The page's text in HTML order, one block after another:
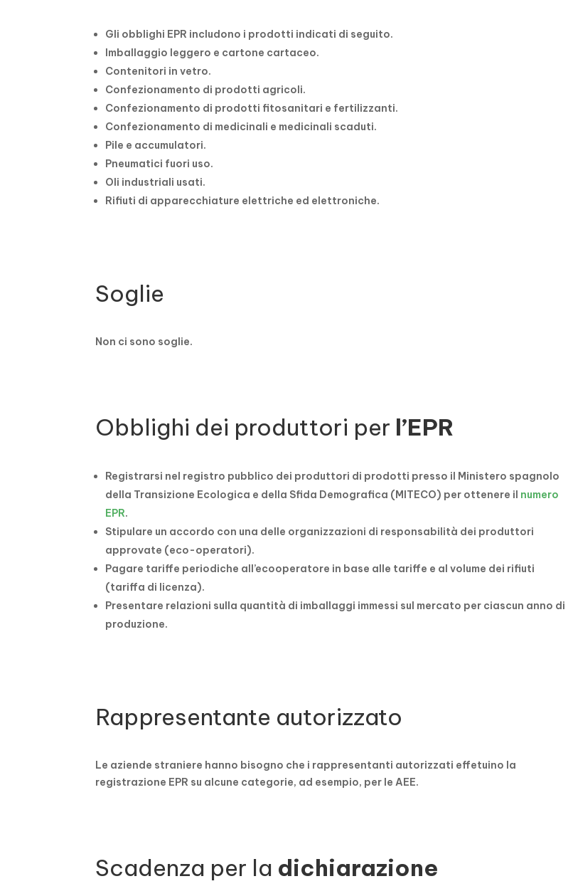
Gli obblighi EPR includono i prodotti indicati di seguito.
Imballaggio leggero e cartone cartaceo.
Contenitori in vetro.
Confezionamento di prodotti agricoli.
Confezionamento di prodotti fitosanitari e fertilizzanti.
Confezionamento di medicinali e medicinali scaduti.
Pile e accumulatori.
Pneumatici fuori uso.
Oli industriali usati.
Rifiuti di apparecchiature elettriche ed elettroniche.
Soglie
Non ci sono soglie.
Obblighi dei produttori per l’EPR
Registrarsi nel registro pubblico dei produttori di prodotti presso il Ministero spagnolo
della Transizione Ecologica e della Sfida Demografica (MITECO) per ottenere il numero
EPR.
Stipulare un accordo con una delle organizzazioni di responsabilità dei produttori
approvate (eco-operatori).
Pagare tariffe periodiche all’ecooperatore in base alle tariffe e al volume dei rifiuti
(tariffa di licenza).
Presentare relazioni sulla quantità di imballaggi immessi sul mercato per ciascun anno di
produzione.
Rappresentante autorizzato
Le aziende straniere hanno bisogno che i rappresentanti autorizzati effetuino la
registrazione EPR su alcune categorie, ad esempio, per le AEE.
Scadenza per la dichiarazione